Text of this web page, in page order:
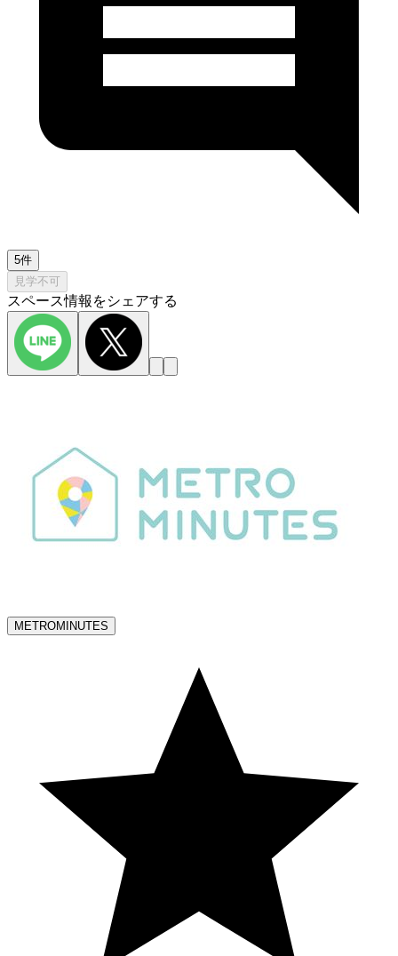
5件
見学不可
スペース情報をシェアする
METROMINUTES